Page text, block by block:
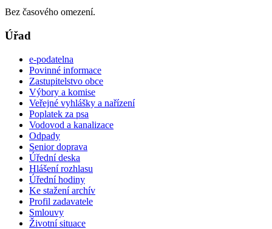
Bez časového omezení.
Úřad
e-podatelna
Povinné informace
Zastupitelstvo obce
Výbory a komise
Veřejné vyhlášky a nařízení
Poplatek za psa
Vodovod a kanalizace
Odpady
Senior doprava
Úřední deska
Hlášení rozhlasu
Úřední hodiny
Ke stažení archív
Profil zadavatele
Smlouvy
Životní situace